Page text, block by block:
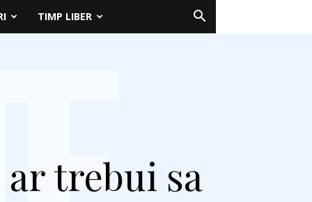
TIMP LIBER
trebui sa